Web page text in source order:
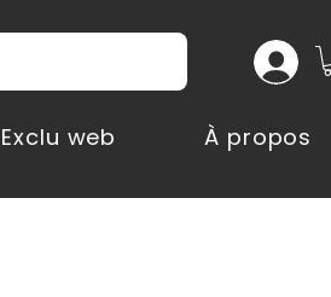
Exclu web À propos